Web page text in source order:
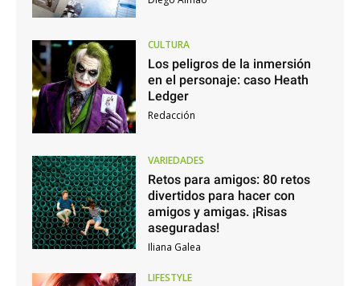
CULTURA
Los peligros de la inmersión
en el personaje: caso Heath
Ledger
Redacción
VARIEDADES
Retos para amigos: 80 retos
divertidos para hacer con
amigos y amigas. ¡Risas
aseguradas!
Iliana Galea
LIFESTYLE